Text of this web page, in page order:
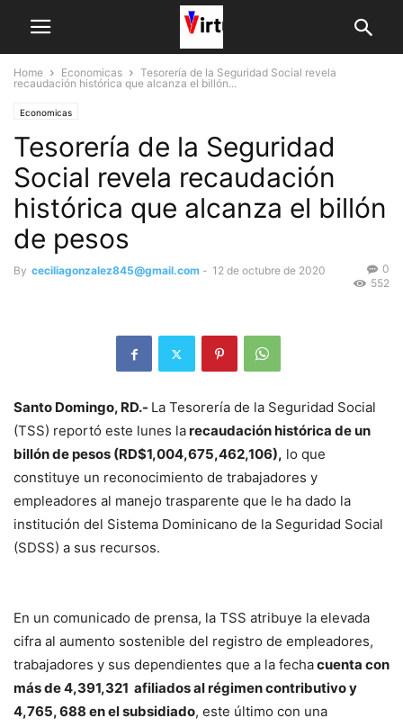
Home Economicas
Tesorería de la Seguridad Social revela
recaudación histórica que alcanza el billón...
Economicas
Tesorería de la Seguridad
Social revela recaudación
histórica que alcanza el billón
de pesos
By ceciliagonzalez845@gmail.com - 12 de octubre de 2020
0
552
Santo Domingo, RD.- La Tesorería de la Seguridad Social
(TSS) reportó este lunes larecaudación histórica de un
billón de pesos (RD$1,004,675,462,106), lo que
constituye un reconocimiento de trabajadores y
empleadores al manejo trasparente que le ha dado la
institución del Sistema Dominicano de la Seguridad Social
(SDSS) a sus recursos.
En un comunicado de prensa, la TSS atribuye la elevada
cifra al aumento sostenible del registro de empleadores,
trabajadores y sus dependientes que a la fechacuenta con
más de 4,391,321 afiliados al régimen contributivo y
4,765, 688 en el subsidiado, este último con una